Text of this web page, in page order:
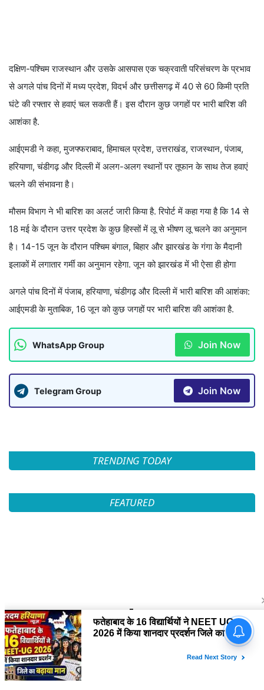
दक्षिण-पश्चिम राजस्थान और उसके आसपास एक चक्रवाती परिसंचरण के प्रभाव
से अगले पांच दिनों में मध्य प्रदेश, विदर्भ और छत्तीसगढ़ में 40 से 60 किमी प्रति
घंटे की रफ्तार से हवाएं चल सकती हैं। इस दौरान कुछ जगहों पर भारी बारिश की
आशंका है.
आईएमडी ने कहा, मुजफ्फराबाद, हिमाचल प्रदेश, उत्तराखंड, राजस्थान, पंजाब,
हरियाणा, चंडीगढ़ और दिल्ली में अलग-अलग स्थानों पर तूफान के साथ तेज हवाएं
चलने की संभावना है।
मौसम विभाग ने भी बारिश का अलर्ट जारी किया है. रिपोर्ट में कहा गया है कि 14 से
18 मई के दौरान उत्तर प्रदेश के कुछ हिस्सों में लू से भीषण लू चलने का अनुमान
है। 14-15 जून के दौरान पश्चिम बंगाल, बिहार और झारखंड के गंगा के मैदानी
इलाकों में लगातार गर्मी का अनुमान रहेगा. जून को झारखंड में भी ऐसा ही होगा
अगले पांच दिनों में पंजाब, हरियाणा, चंडीगढ़ और दिल्ली में भारी बारिश की आशंका:
आईएमडी के मुताबिक, 16 जून को कुछ जगहों पर भारी बारिश की आशंका है.
WhatsApp Group Join Now
Telegram Group Join Now
TRENDING TODAY
FEATURED